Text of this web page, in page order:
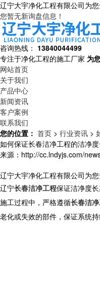
辽宁大宇净化工程有限公司为
您暂无新询盘信息！
咨询热线： 13840044499
专注于净化工程的施工厂家 为
网站首页
关于我们
产品中心
新闻资讯
客户案例
联系我们
您的位置： 首页 > 行业资讯 >
如何保证长春洁净工程的洁净
来源：http://cc.lndyjs.com/
辽宁大宇净化工程有限公司为
辽宁长春洁净工程保证洁净度
施工过程中，严格遵循长春洁
老化或失效的部件，保证系统持